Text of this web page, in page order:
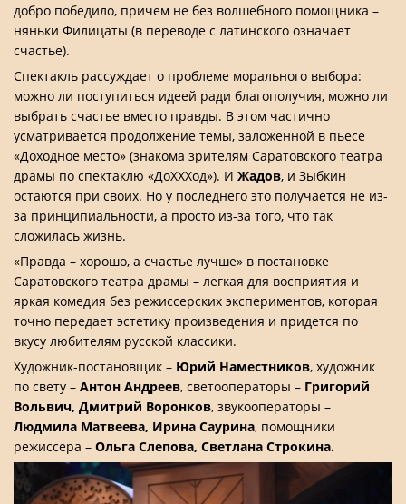
добро победило, причем не без волшебного помощника –
няньки Филицаты (в переводе с латинского означает
счастье).
Спектакль рассуждает о проблеме морального выбора:
можно ли поступиться идеей ради благополучия, можно ли
выбрать счастье вместо правды. В этом частично
усматривается продолжение темы, заложенной в пьесе
«Доходное место» (знакома зрителям Саратовского театра
драмы по спектаклю «ДоХХХод»). И Жадов, и Зыбкин
остаются при своих. Но у последнего это получается не из-
за принципиальности, а просто из-за того, что так
сложилась жизнь.
«Правда – хорошо, а счастье лучше» в постановке
Саратовского театра драмы – легкая для восприятия и
яркая комедия без режиссерских экспериментов, которая
точно передает эстетику произведения и придется по
вкусу любителям русской классики.
Художник-постановщик – Юрий Наместников, художник
по свету – Антон Андреев, светооператоры – Григорий
Вольвич, Дмитрий Воронков, звукооператоры –
Людмила Матвеева, Ирина Саурина, помощники
режиссера – Ольга Слепова, Светлана Строкина.